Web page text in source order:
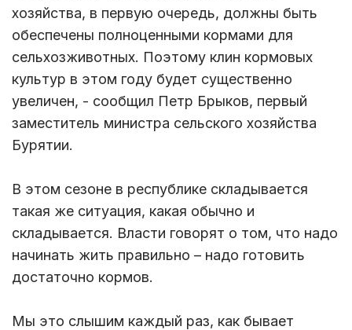
хозяйства, в первую очередь, должны быть
обеспечены полноценными кормами для
сельхозживотных. Поэтому клин кормовых
культур в этом году будет существенно
увеличен, - сообщил Петр Брыков, первый
заместитель министра сельского хозяйства
Бурятии.
В этом сезоне в республике складывается
такая же ситуация, какая обычно и
складывается. Власти говорят о том, что надо
начинать жить правильно – надо готовить
достаточно кормов.
Мы это слышим каждый раз, как бывает